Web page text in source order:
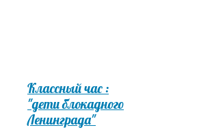
Классный час :
"дети блокадного
Ленинграда"